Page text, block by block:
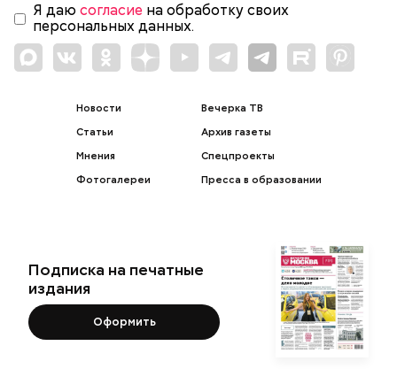
Я даю согласие на обработку своих
персональных данных.
Новости
Статьи
Мнения
Фотогалереи
Вечерка ТВ
Архив газеты
Спецпроекты
Пресса в образовании
Подписка на печатные
издания
Оформить